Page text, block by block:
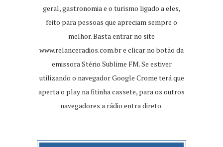
geral, gastronomia e o turismo ligado a eles,
feito para pessoas que apreciam sempre o
melhor. Basta entrar no site
www.relanceradios.com.bre clicar no botão da
emissora Stério Sublime FM. Se estiver
utilizando o navegador Google Crome terá que
aperta o play na fitinha cassete, para os outros
navegadores a rádio entra direto.